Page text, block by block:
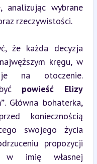
analizując wybrane
rzeczywistości.
że każda decyzja
kręgu, w
na otoczenie.
powieść Elizy
. Główna bohaterka,
koniecznością
swojego życia
propozycji
w imię własnej